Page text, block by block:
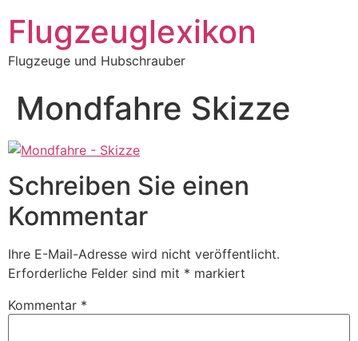
Inhalt
springen
Flugzeuglexikon
Flugzeuge und Hubschrauber
Mondfahre Skizze
Schreiben Sie einen
Kommentar
Ihre E-Mail-Adresse wird nicht veröffentlicht.
Erforderliche Felder sind mit * markiert
Kommentar *